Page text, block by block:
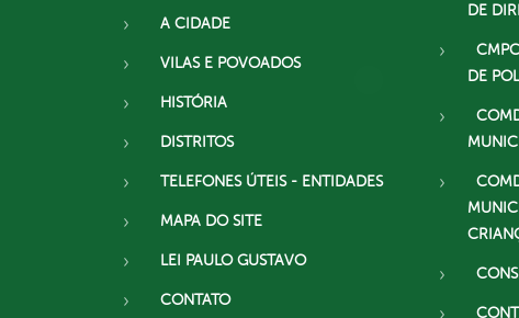
A CIDADE
VILAS E POVOADOS
HISTÓRIA
DISTRITOS
TELEFONES ÚTEIS - ENTIDADES
MAPA DO SITE
LEI PAULO GUSTAVO
CONTATO
DE
DE